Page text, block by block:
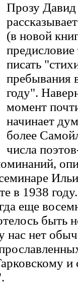
Прозу
(в новой
предисловие
писать
пребывания
году".
момент
начинает
более
числа
в 1938
еще
быть
нет
и